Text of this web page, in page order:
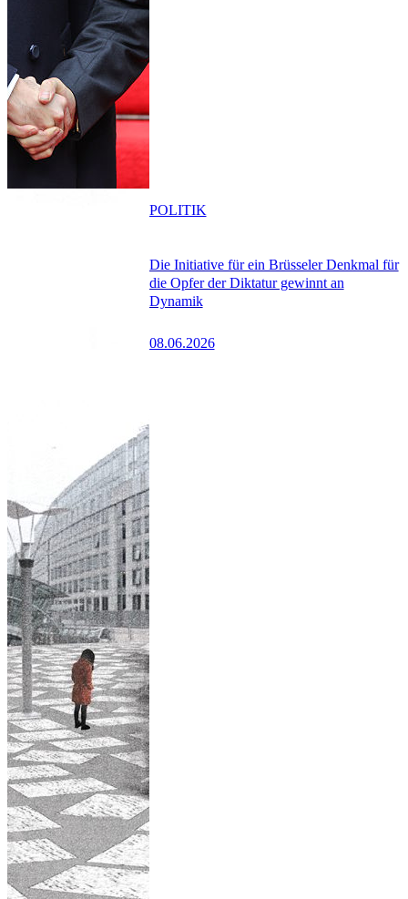
Die Initiative für ein Brüsseler Denkmal für
die Opfer der Diktatur gewinnt an
Dynamik
08.06.2026
POLITIK